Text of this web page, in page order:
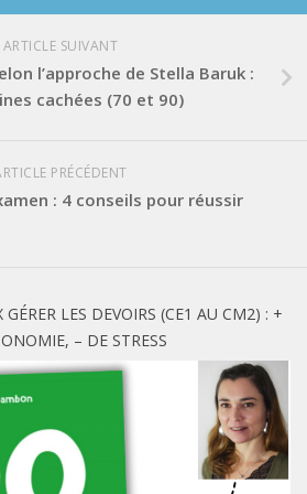
ARTICLE SUIVANT
l’approche de Stella Baruk :
cachées (70 et 90)
PRÉCÉDENT
: 4 conseils pour réussir
LES DEVOIRS (CE1 AU CM2) : +
– DE STRESS